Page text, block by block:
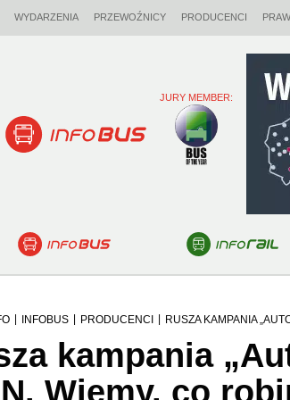
WYDARZENIA PRZEWOŹNICY PRODUCENCI
JURY MEMBER:
INFOBUS PRODUCENCI RUSZA KAMPANIA
kampania
Wiemy, co